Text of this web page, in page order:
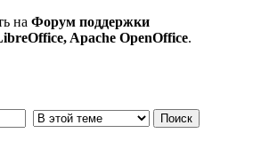
на Форум поддержки
Apache OpenOffice.